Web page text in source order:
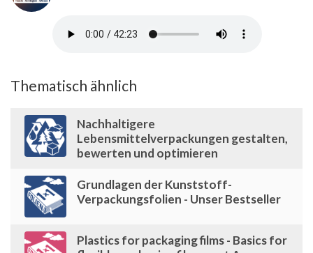
Thematisch ähnlich
Nachhaltigere
Lebensmittelverpackungen gestalten,
bewerten und optimieren
Grundlagen der Kunststoff-
Verpackungsfolien - Unser Bestseller
Plastics for packaging films - Basics for